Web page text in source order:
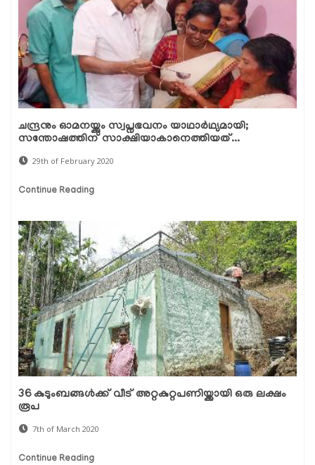
ചന്ദ്രനും ഓമനയ്ക്കും സ്വപ്നഭവനം യാഥാര്‍ഥ്യമായി;
സന്തോഷത്തിന് സാക്ഷിയാകാനെത്തിയത്...
29th of February 2020
Continue Reading
36 കുടുംബങ്ങള്‍ക്ക് വീട് അറ്റകുറ്റപണിയ്ക്കായി ഒരു ലക്ഷം
രൂപ
7th of March 2020
Continue Reading